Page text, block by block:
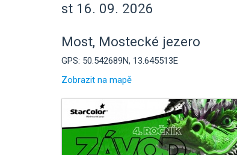
st 16. 09. 2026
Most, Mostecké jezero
GPS: 50.542689N, 13.645513E
Zobrazit na mapě